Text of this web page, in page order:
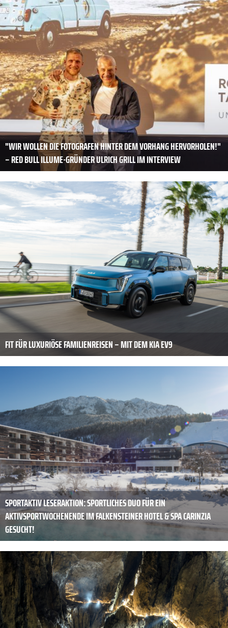
"WIR WOLLEN DIE FOTOGRAFEN HINTER DEM VORHANG HERVORHOLEN!"
– RED BULL ILLUME-GRÜNDER ULRICH GRILL IM INTERVIEW
FIT FÜR LUXURIÖSE FAMILIENREISEN – MIT DEM KIA EV9
SPORTAKTIV LESERAKTION: SPORTLICHES DUO FÜR EIN
AKTIVSPORTWOCHENENDE IM FALKENSTEINER HOTEL & SPA CARINZIA
GESUCHT!